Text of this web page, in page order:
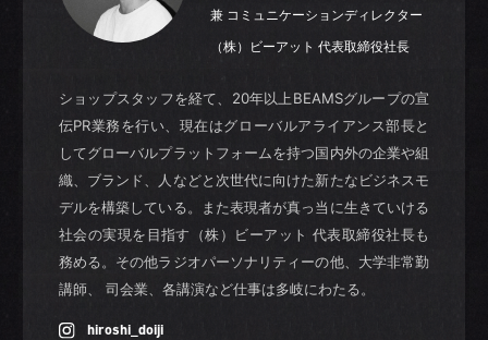
兼 コミュニケーションディレクター
（株）ビーアット 代表取締役社長
ショップスタッフを経て、20年以上BEAMSグループの宣
伝PR業務を行い、現在はグローバルアライアンス部長と
してグローバルプラットフォームを持つ国内外の企業や組
織、ブランド、人などと次世代に向けた新たなビジネスモ
デルを構築している。また表現者が真っ当に生きていける
社会の実現を目指す（株）ビーアット 代表取締役社長も
務める。その他ラジオパーソナリティーの他、大学非常勤
講師、 司会業、各講演など仕事は多岐にわたる。
hiroshi_doiji